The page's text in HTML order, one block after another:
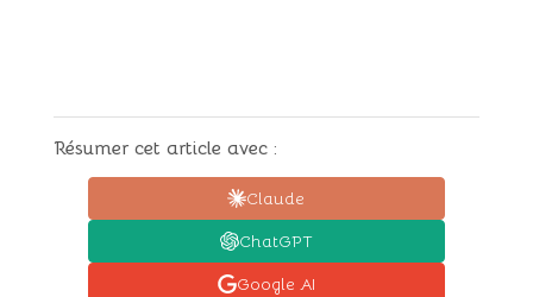
Résumer cet article avec :
Claude
ChatGPT
Google AI